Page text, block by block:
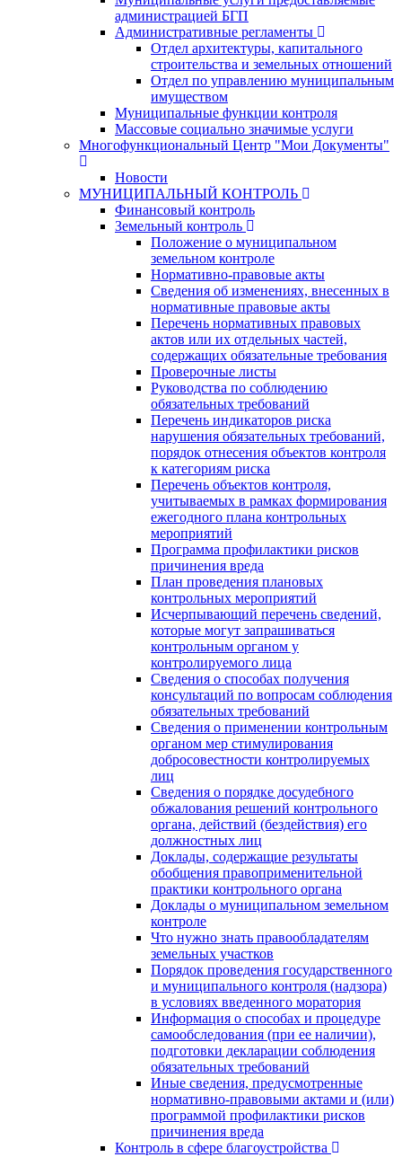
администрацией БГП
Административные регламенты
Отдел архитектуры, капитального
строительства и земельных отношений
Отдел по управлению муниципальным
имуществом
Муниципальные функции контроля
Массовые социально значимые услуги
Многофункциональный Центр "Мои Документы"
Новости
МУНИЦИПАЛЬНЫЙ КОНТРОЛЬ
Финансовый контроль
Земельный контроль
Положение о муниципальном
земельном контроле
Нормативно-правовые акты
Сведения об изменениях, внесенных в
нормативные правовые акты
Перечень нормативных правовых
актов или их отдельных частей,
содержащих обязательные требования
Проверочные листы
Руководства по соблюдению
обязательных требований
Перечень индикаторов риска
нарушения обязательных требований,
порядок отнесения объектов контроля
к категориям риска
Перечень объектов контроля,
учитываемых в рамках формирования
ежегодного плана контрольных
мероприятий
Программа профилактики рисков
причинения вреда
План проведения плановых
контрольных мероприятий
Исчерпывающий перечень сведений,
которые могут запрашиваться
контрольным органом у
контролируемого лица
Сведения о способах получения
консультаций по вопросам соблюдения
обязательных требований
Сведения о применении контрольным
органом мер стимулирования
добросовестности контролируемых
лиц
Сведения о порядке досудебного
обжалования решений контрольного
органа, действий (бездействия) его
должностных лиц
Доклады, содержащие результаты
обобщения правоприменительной
практики контрольного органа
Доклады о муниципальном земельном
контроле
Что нужно знать правообладателям
земельных участков
Порядок проведения государственного
и муниципального контроля (надзора)
в условиях введенного моратория
Информация о способах и процедуре
самообследования (при ее наличии),
подготовки декларации соблюдения
обязательных требований
Иные сведения, предусмотренные
нормативно-правовыми актами и (или)
программой профилактики рисков
причинения вреда
Контроль в сфере благоустройства